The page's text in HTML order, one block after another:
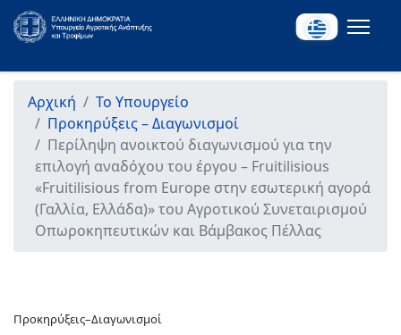
Αρχική
Το Υπουργείο
Προκηρύξεις – Διαγωνισμοί
Περίληψη ανοικτού διαγωνισμού για την
επιλογή αναδόχου του έργου – Fruitilisious
«Fruitilisious from Europe στην εσωτερική αγορά
(Γαλλία, Ελλάδα)» του Αγροτικού Συνεταιρισμού
Οπωροκηπευτικών και Βάμβακος Πέλλας
Προκηρύξεις–Διαγωνισμοί